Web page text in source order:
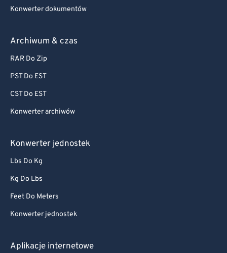
Konwerter dokumentów
Archiwum & czas
RAR Do Zip
PST Do EST
CST Do EST
Konwerter archiwów
Konwerter jednostek
Lbs Do Kg
Kg Do Lbs
Feet Do Meters
Konwerter jednostek
Aplikacje internetowe